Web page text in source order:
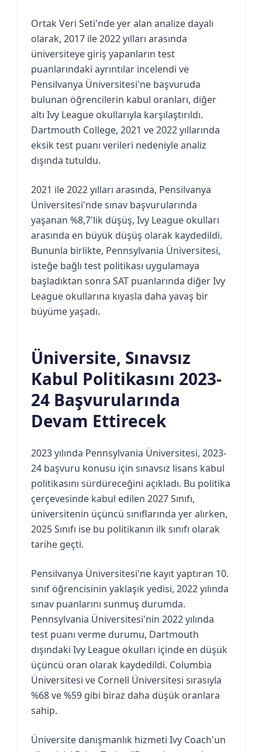
Ortak Veri Seti'nde yer alan analize dayalı
olarak, 2017 ile 2022 yılları arasında
üniversiteye giriş yapanların test
puanlarındaki ayrıntılar incelendi ve
Pensilvanya Üniversitesi'ne başvuruda
bulunan öğrencilerin kabul oranları, diğer
altı Ivy League okullarıyla karşılaştırıldı.
Dartmouth College, 2021 ve 2022 yıllarında
eksik test puanı verileri nedeniyle analiz
dışında tutuldu.
2021 ile 2022 yılları arasında, Pensilvanya
Üniversitesi'nde sınav başvurularında
yaşanan %8,7'lik düşüş, Ivy League okulları
arasında en büyük düşüş olarak kaydedildi.
Bununla birlikte, Pennsylvania Üniversitesi,
isteğe bağlı test politikası uygulamaya
başladıktan sonra SAT puanlarında diğer Ivy
League okullarına kıyasla daha yavaş bir
büyüme yaşadı.
Üniversite, Sınavsız
Kabul Politikasını 2023-
24 Başvurularında
Devam Ettirecek
2023 yılında Pennsylvania Üniversitesi, 2023-
24 başvuru konusu için sınavsız lisans kabul
politikasını sürdüreceğini açıkladı. Bu politika
çerçevesinde kabul edilen 2027 Sınıfı,
üniversitenin üçüncü sınıflarında yer alırken,
2025 Sınıfı ise bu politikanın ilk sınıfı olarak
tarihe geçti.
Pensilvanya Üniversitesi'ne kayıt yaptıran 10.
sınıf öğrencisinin yaklaşık yedisi, 2022 yılında
sınav puanlarını sunmuş durumda.
Pennsylvania Üniversitesi'nin 2022 yılında
test puanı verme durumu, Dartmouth
dışındaki Ivy League okulları içinde en düşük
üçüncü oran olarak kaydedildi. Columbia
Üniversitesi ve Cornell Üniversitesi sırasıyla
%68 ve %59 gibi biraz daha düşük oranlara
sahip.
Üniversite danışmanlık hizmeti Ivy Coach'un